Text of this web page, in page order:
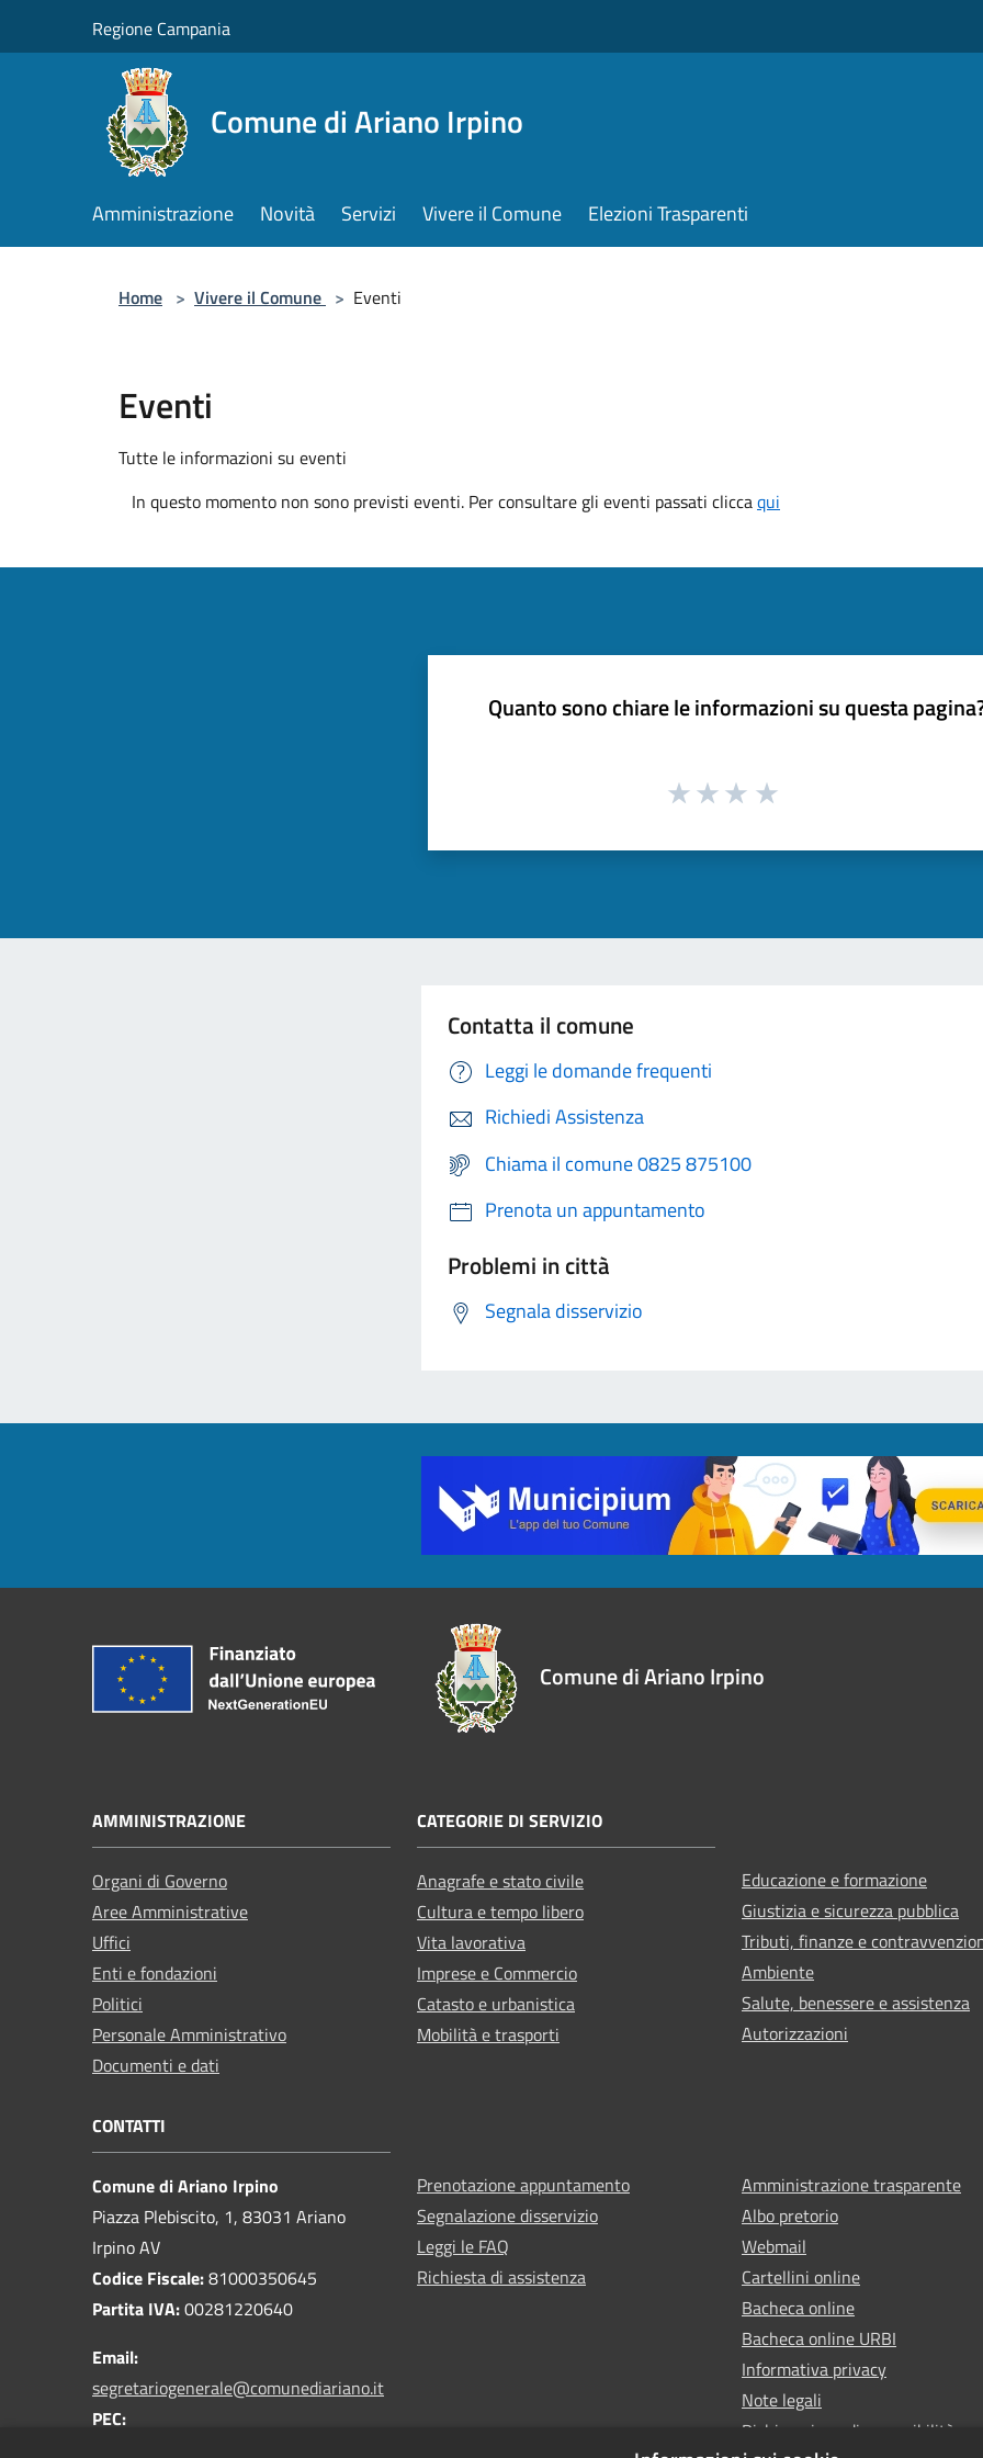
Regione Campania
Comune di Ariano Irpino
Amministrazione Novità Servizi Vivere il Comune Elezioni Trasparenti
Home > Vivere il Comune > Eventi
Eventi
Tutte le informazioni su eventi
In questo momento non sono previsti eventi. Per consultare gli eventi passati cliccaqui
Quanto sono chiare le informazioni su questa
Contatta il comune
Leggi le domande frequenti
Richiedi Assistenza
Chiama il comune 0825 875100
Prenota un appuntamento
Problemi in città
Segnala disservizio
Comune di Ariano Irpino
AMMINISTRAZIONE
Organi di Governo
Aree Amministrative
Uffici
Enti e fondazioni
Politici
Personale Amministrativo
Documenti e dati
CATEGORIE DI SERVIZIO
Anagrafe e stato civile
Cultura e tempo libero
Vita lavorativa
Imprese e Commercio
Catasto e urbanistica
Mobilità e trasporti
Educazione e formazione
Giustizia e sicurezza pubblica
Tributi, finanze e
Ambiente
Salute, benessere e assistenza
Autorizzazioni
CONTATTI
Comune di Ariano Irpino
Piazza Plebiscito, 1, 83031 Ariano
Irpino AV
Codice Fiscale:81000350645
Partita IVA:00281220640
Email:
segretariogenerale@comunediariano.it
PEC:
Prenotazione appuntamento
Segnalazione disservizio
Leggi le FAQ
Richiesta di assistenza
Amministrazione trasparente
Albo pretorio
Webmail
Cartellini online
Bacheca online
Bacheca online URBI
Informativa privacy
Note legali
Dichiarazione di accessibilità